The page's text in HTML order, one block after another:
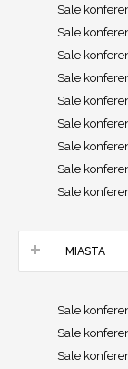
Sale
Sale
Sale
Sale
Sale
Sale
Sale
Sale
Sale
MIASTA
Sale
Sale
Sale